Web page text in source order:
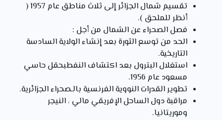
تقسيم شمال الجزائر إلى ثلاث مناطق عام 1957 (
أنظر للملحق ).
فصل الصحراء عن الشمال من أجل :
الحد من توسع الثورة بعد إنشاء الولاية السادسة
التاريخية.
استغلال البترول بعد اكتشاف النفطبحقل حاسي
مسعود عام 1956.
تطوير القدرات النووية الفرنسية بالـصحراء الجزائرية.
مراقبة دول الساحل الإفريقي مالي ، النيجر
وموريتانيا.